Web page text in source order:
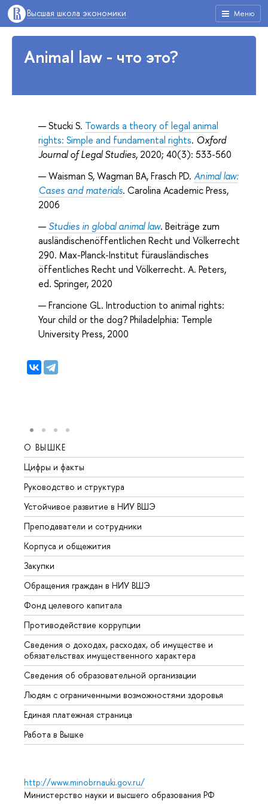
Меню
Высшая школа экономики
Animal law - что это?
Stucki S. Towards a theory of legal animal
rights: Simple and fundamental rights. Oxford
Journal of Legal Studies, 2020; 40(3): 533-560
Waisman S, Wagman BA, Frasch PD.Animal law:
Cases and materials. Carolina Academic Press,
2006
Studies in global animal law. Beiträge zum
ausländischenöffentlichen Recht und Völkerrecht
290. Max-Planck-Institut fürausländisches
öffentliches Recht und Völkerrecht. A. Peters,
ed. Springer, 2020
Francione GL.Introduction to animal rights:
Your child or the dog?Philadelphia: Temple
University Press, 2000
О ВЫШКЕ
Цифры и факты
Руководство и структура
Устойчивое развитие в НИУ ВШЭ
Преподаватели и сотрудники
Корпуса и общежития
Закупки
Обращения граждан в НИУ ВШЭ
Фонд целевого капитала
Противодействие коррупции
Сведения о доходах, расходах, об имуществе и
обязательствах имущественного характера
Сведения об образовательной организации
Людям с ограниченными возможностями здоровья
Единая платежная страница
Работа в Вышке
http://www.minobrnauki.gov.ru/
Министерство науки и высшего образования РФ